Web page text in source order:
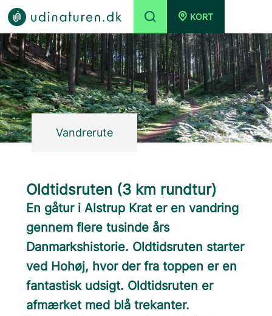
KORT
Vandrerute
Oldtidsruten (3 km rundtur)
En gåtur i Alstrup Krat er en vandring
gennem flere tusinde års
Danmarkshistorie. Oldtidsruten starter
ved Hohøj, hvor der fra toppen er en
fantastisk udsigt. Oldtidsruten er
afmærket med blå trekanter.